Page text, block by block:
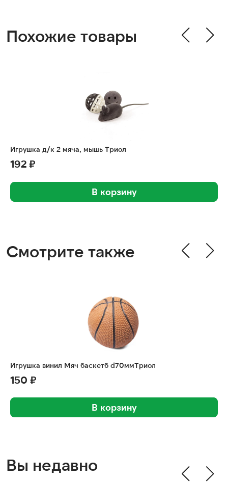
Похожие товары
Игрушка д/к 2 мяча, мышь Триол
192 ₽
В корзину
Смотрите также
Игрушка винил Мяч баскетб d70ммТриол
150 ₽
В корзину
Вы недавно